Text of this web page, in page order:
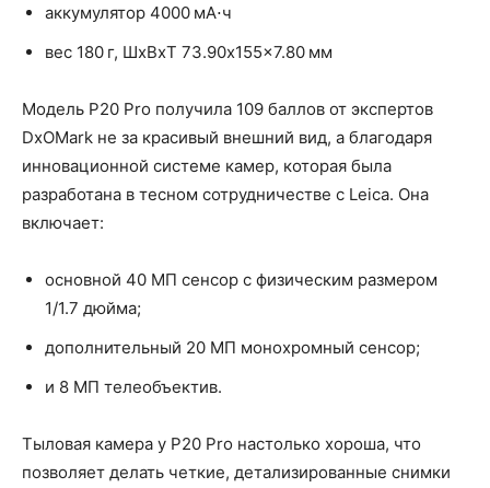
аккумулятор 4000 мА⋅ч
вес 180 г, ШxВxТ 73.90x155x7.80 мм
Модель P20 Pro получила 109 баллов от экспертов
DxOMark не за красивый внешний вид, а благодаря
инновационной системе камер, которая была
разработана в тесном сотрудничестве с Leica. Она
включает:
основной 40 МП сенсор с физическим размером
1/1.7 дюйма;
дополнительный 20 МП монохромный сенсор;
и 8 МП телеобъектив.
Тыловая камера у P20 Pro настолько хороша, что
позволяет делать четкие, детализированные снимки